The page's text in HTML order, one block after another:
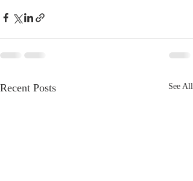
Recent Posts See All